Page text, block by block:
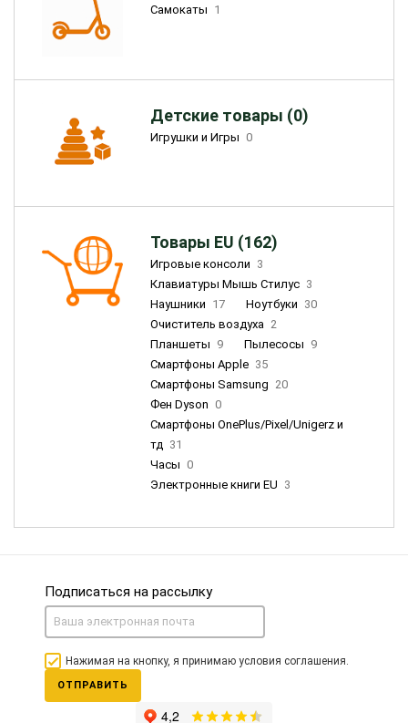
Самокаты 1
Детские товары (0)
Игрушки и Игры 0
Товары EU (162)
Игровые консоли 3
Клавиатуры Мышь Стилус 3
Наушники 17 Ноутбуки 30
Очиститель воздуха 2
Планшеты 9 Пылесосы 9
Смартфоны Apple 35
Смартфоны Samsung 20
Фен Dyson 0
Смартфоны OnePlus/Pixel/Unigerz и
тд 31
Часы 0
Электронные книги EU 3
Подписаться на рассылку
Нажимая на кнопку, я принимаю условия соглашения.
ОТПРАВИТЬ